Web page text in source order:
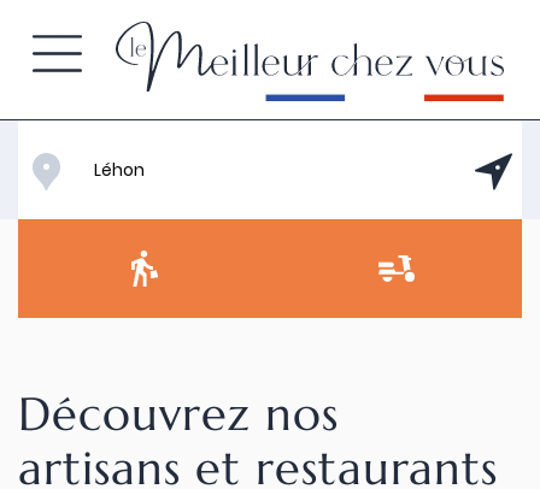
Découvrez nos
artisans et restaurants